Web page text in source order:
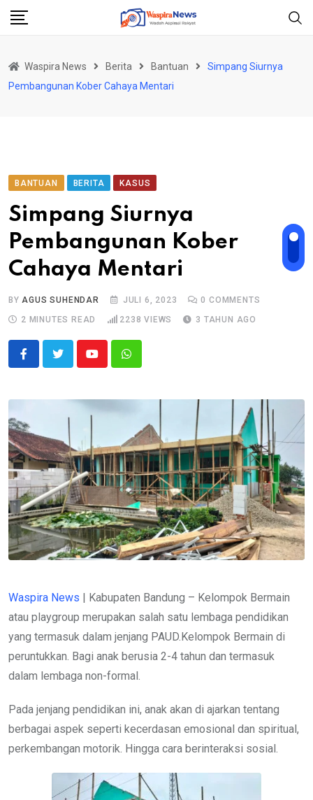
Skip
Waspira News Berita Bantuan
Simpang Siurnya
Pembangunan Kober Cahaya Mentari
BANTUAN BERITA KASUS
Simpang Siurnya
Pembangunan Kober
Cahaya Mentari
BYAGUS SUHENDAR JULI 6, 2023 0 COMMENTS
2 MINUTES READ
2238 VIEWS 3 TAHUN AGO
YoutubeWhatsapp
Waspira News | Kabupaten Bandung – Kelompok Bermain
atau playgroup merupakan salah satu lembaga pendidikan
yang termasuk dalam jenjang PAUD.Kelompok Bermain di
peruntukkan. Bagi anak berusia 2-4 tahun dan termasuk
dalam lembaga non-formal.
Pada jenjang pendidikan ini, anak akan di ajarkan tentang
berbagai aspek seperti kecerdasan emosional dan spiritual,
perkembangan motorik. Hingga cara berinteraksi sosial.